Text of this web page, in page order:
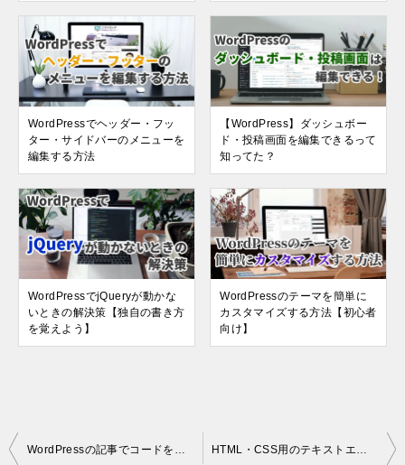
WordPressでヘッダー・フッ
ター・サイドバーのメニューを
編集する方法
【WordPress】ダッシュボー
ド・投稿画面を編集できるって
知ってた？
WordPressでjQueryが動かな
いときの解決策【独自の書き方
を覚えよう】
WordPressのテーマを簡単に
カスタマイズする方法【初心者
向け】
投
WordPressの記事でコードをわかりやすく表示する方法【Prism.js】 HTML・CSS用のテキストエディタならMeryがおすすめ！5つの理由とは？